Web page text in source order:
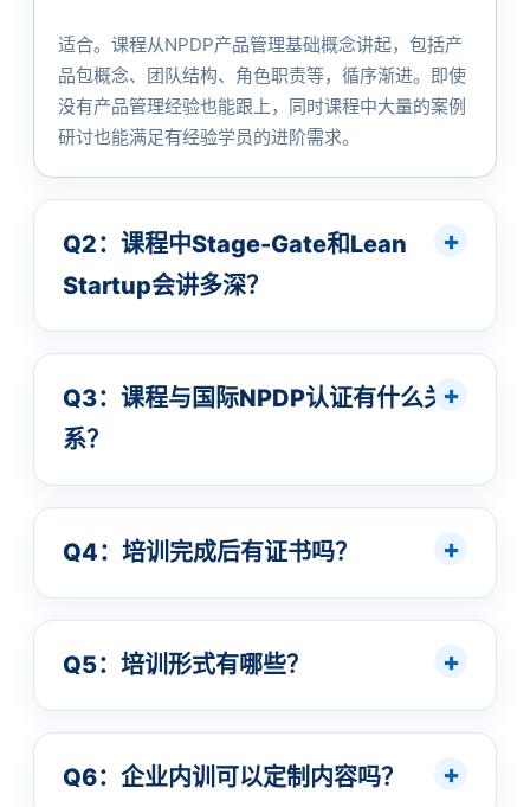
适合。课程从NPDP产品管理基础概念讲起，包括产
品包概念、团队结构、角色职责等，循序渐进。即使
没有产品管理经验也能跟上，同时课程中大量的案例
研讨也能满足有经验学员的进阶需求。
Q2：课程中Stage-Gate和Lean
Startup会讲多深？
Q3：课程与国际NPDP认证有什么关
系？
Q4：培训完成后有证书吗？
Q5：培训形式有哪些？
Q6：企业内训可以定制内容吗？